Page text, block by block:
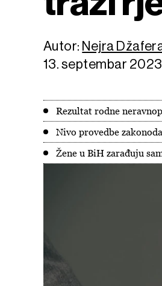
Autor: Nejra
13. septembar
Rezultat rodne
Nivo provedbe
Žene u BiH zarađuju